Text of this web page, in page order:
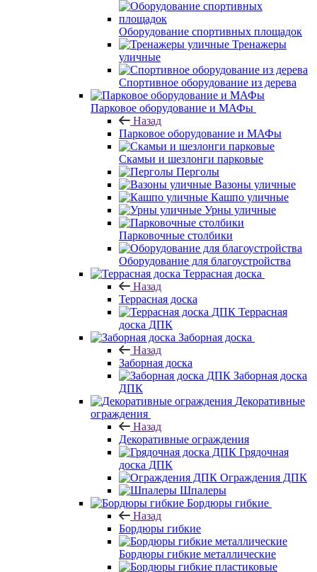
Оборудование спортивных площадок
Тренажеры
уличные
Спортивное оборудование из дерева
Парковое оборудование и МАФы
Назад
Парковое оборудование и МАФы
Скамьи и шезлонги парковые
Перголы
Вазоны уличные
Кашпо уличные
Урны уличные
Парковочные столбики
Оборудование для благоустройства
Террасная доска
Назад
Террасная доска
Террасная
доска ДПК
Заборная доска
Назад
Заборная доска
Заборная доска
ДПК
Декоративные
ограждения
Назад
Декоративные ограждения
Грядочная
доска ДПК
Ограждения ДПК
Шпалеры
Бордюры гибкие
Назад
Бордюры гибкие
Бордюры гибкие металлические